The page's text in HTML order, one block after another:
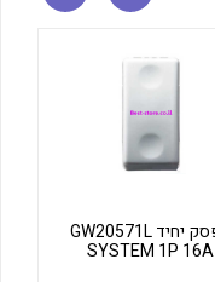
לכל מוצרי היצרן
מפסק יחיד GW20571L
SYSTEM 1P 16A